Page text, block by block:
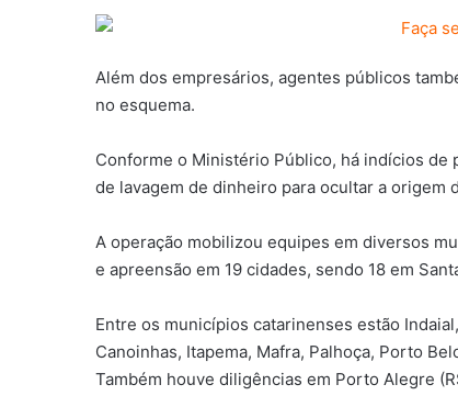
Além dos empresários, agentes públicos
no esquema.
Conforme o Ministério Público, há indícios de
de lavagem de dinheiro para ocultar a origem
A operação mobilizou equipes em diversos
e apreensão em 19 cidades, sendo 18 em
Entre os municípios catarinenses estão
Canoinhas, Itapema, Mafra, Palhoça, Porto
Também houve diligências em Porto Alegre